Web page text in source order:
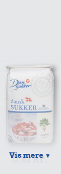
0,81 kr.
Vis mere ▼